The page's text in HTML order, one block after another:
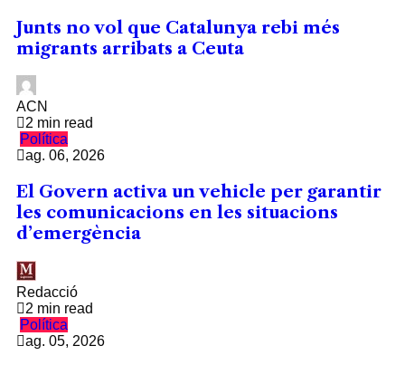
Junts no vol que Catalunya rebi més
migrants arribats a Ceuta
ACN
2 min read
Política
ag. 06, 2026
El Govern activa un vehicle per garantir
les comunicacions en les situacions
d’emergència
Redacció
2 min read
Política
ag. 05, 2026